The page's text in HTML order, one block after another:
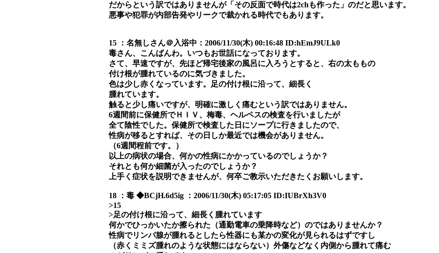
だからという訳ではありませんが「その反面で時代は2chも作った」のだと思います。
悪事や犯罪が内部告発やリークで裁かれる時代でもあります。
15 ：名無しさん＠入浴中：2006/11/30(木) 00:16:48 ID:hEmJ9ULk0
毒さん、こんばんわ。いつもお世話になっております。
さて、早速ですが、先ほど帰宅後家の風呂に入ろうとすると、右の太ももの
付け根が腫れているのに気づきました。
色は少し赤くなっています。足の付け根に沿って、細長く
腫れています。
触ると少し痛いですが、明確に激しく痛むという訳ではありません。
6週間前に保健所でＨＩＶ、梅毒、ヘルペスの検査を行いましたが
全て陰性でした。保健所で検査した日にソープに行きましたので、
性病が移るとすれば、その日しか最近では機会がありません。
（6週間程前です。）
以上の病状の場合、何かの性病にかかっているのでしょうか？
それとも何か細菌が入ったのでしょうか？
上手く症状を説明できませんが、何卒ご教示いただきたくお願いします。
18 ：毒 ◆BCjH.6d5ig ：2006/11/30(木) 05:17:05 ID:IUBrXh3V0
>15
>足の付け根に沿って、細長く腫れています
何かでひっかいたか擦られた（通勤電車の乗降時など）のではありませんか？
性病でリンパ腺が腫れるとしたら性器にも某かの変化が見られるはずですし
（赤くミミズ腫れのような状態にはならない）外傷などなく内側から腫れて痛む